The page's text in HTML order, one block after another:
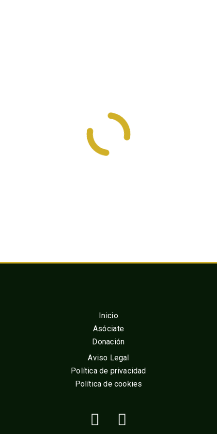
Inicio
Asóciate
Donación
Aviso Legal
Política de privacidad
Política de cookies